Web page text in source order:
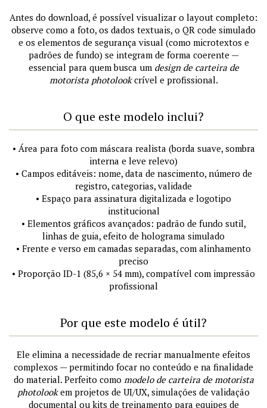
Antes do download, é possível visualizar o layout completo:
observe como a foto, os dados textuais, o QR code simulado
e os elementos de segurança visual (como microtextos e
padrões de fundo) se integram de forma coerente —
essencial para quem busca um design de carteira de
motorista photolookcrível e profissional.
O que este modelo inclui?
• Área para foto com máscara realista (borda suave, sombra
interna e leve relevo)
• Campos editáveis: nome, data de nascimento, número de
registro, categorias, validade
• Espaço para assinatura digitalizada e logotipo
institucional
• Elementos gráficos avançados: padrão de fundo sutil,
linhas de guia, efeito de holograma simulado
• Frente e verso em camadas separadas, com alinhamento
preciso
• Proporção ID-1 (85,6 × 54 mm), compatível com impressão
profissional
Por que este modelo é útil?
Ele elimina a necessidade de recriar manualmente efeitos
complexos — permitindo focar no conteúdo e na finalidade
do material. Perfeito como modelo de carteira de motorista
photolookem projetos de UI/UX, simulações de validação
documental ou kits de treinamento para equipes de